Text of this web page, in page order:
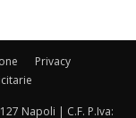
Privacy
Napoli | C.F. P.Iva: